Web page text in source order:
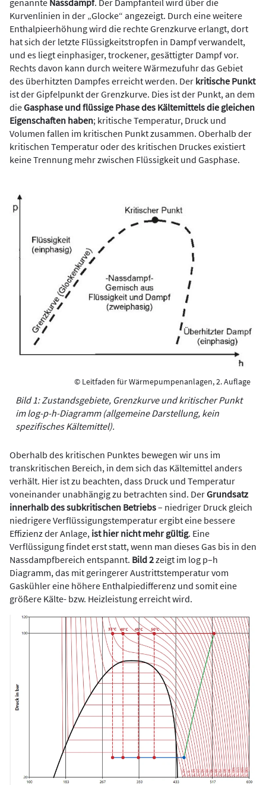
genannte Nassdampf. Der Dampfanteil wird über die
Kurvenlinien in der „Glocke“ angezeigt. Durch eine weitere
Enthalpieerhöhung wird die rechte Grenzkurve erlangt, dort
hat sich der letzte Flüssigkeitstropfen in Dampf verwandelt,
und es liegt einphasiger, trockener, gesättigter Dampf vor.
Rechts davon kann durch weitere Wärmezufuhr das Gebiet
des überhitzten Dampfes erreicht werden. Der kritische Punkt
ist der Gipfelpunkt der Grenzkurve. Dies ist der Punkt, an dem
dieGasphase und flüssige Phase des Kältemittels die gleichen
Eigenschaften haben; kritische Temperatur, Druck und
Volumen fallen im kritischen Punkt zusammen. Oberhalb der
kritischen Temperatur oder des kritischen Druckes existiert
keine Trennung mehr zwischen Flüssigkeit und Gasphase.
© Leitfaden für Wärmepumpenanlagen, 2. Auflage
Bild 1: Zustandsgebiete, Grenzkurve und kritischer Punkt
im log-p-h-Diagramm (allgemeine Darstellung, kein
spezifisches Kältemittel).
Oberhalb des kritischen Punktes bewegen wir uns im
transkritischen Bereich, in dem sich das Kältemittel anders
verhält. Hier ist zu beachten, dass Druck und Temperatur
voneinander unabhängig zu betrachten sind. DerGrundsatz
innerhalb des subkritischen Betriebs– niedriger Druck gleich
niedrigere Verflüssigungstemperatur ergibt eine bessere
Effizienz der Anlage, ist hier nicht mehr gültig. Eine
Verflüssigung findet erst statt, wenn man dieses Gas bis in den
Nassdampfbereich entspannt. Bild 2zeigt im log p–h
Diagramm, das mit geringerer Austrittstemperatur vom
Gaskühler eine höhere Enthalpiedifferenz und somit eine
größere Kälte- bzw. Heizleistung erreicht wird.